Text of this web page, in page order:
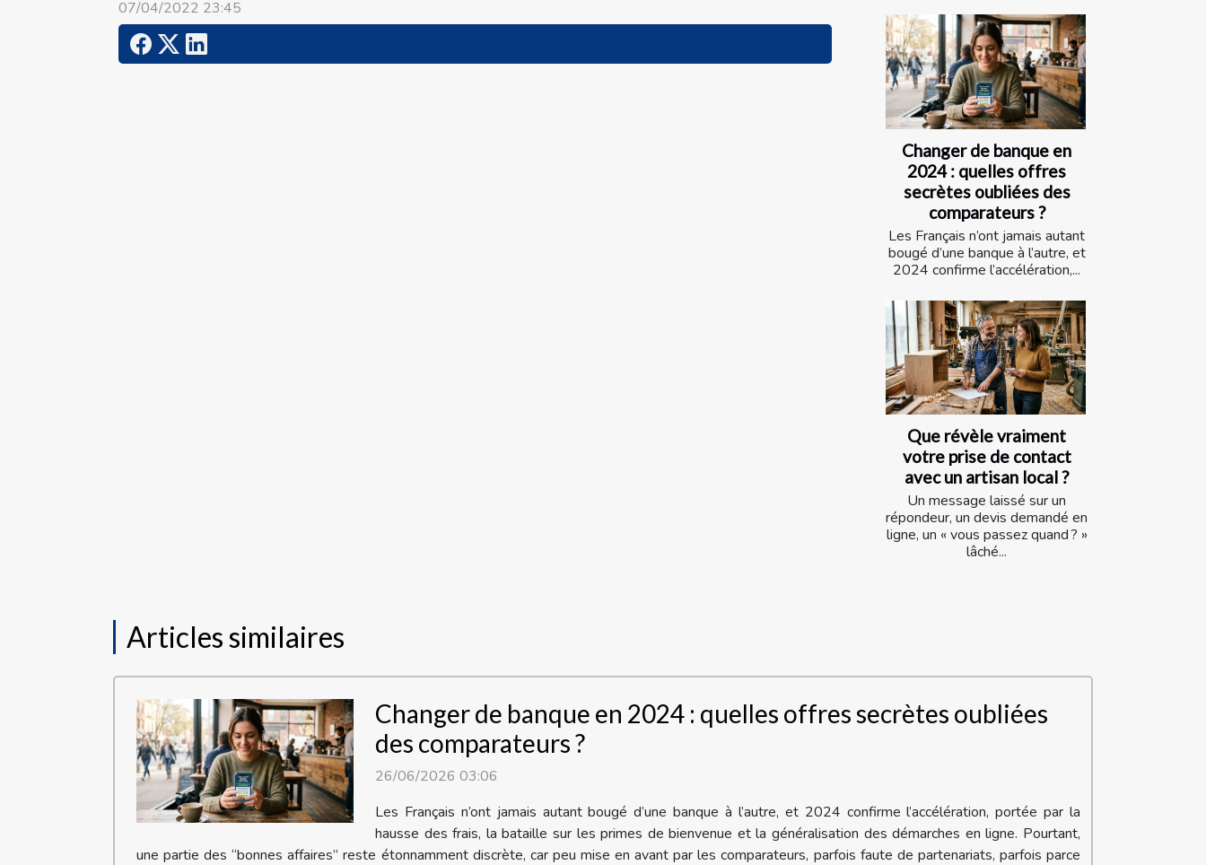
07/04/2022 23:45
Changer de banque en
2024 : quelles offres
secrètes oubliées des
comparateurs ?
Les Français n’ont jamais autant
bougé d’une banque à l’autre, et
2024 confirme l’accélération,...
Que révèle vraiment
votre prise de contact
avec un artisan local ?
Un message laissé sur un
répondeur, un devis demandé en
ligne, un « vous passez quand ? »
lâché...
Articles similaires
Changer de banque en 2024 : quelles offres secrètes oubliées
des comparateurs ?
26/06/2026 03:06
Les Français n’ont jamais autant bougé d’une banque à l’autre, et 2024 confirme l’accélération, portée par la
hausse des frais, la bataille sur les primes de bienvenue et la généralisation des démarches en ligne. Pourtant,
une partie des “bonnes affaires” reste étonnamment discrète, car peu mise en avant par les comparateurs, parfois faute de partenariats, parfois parce